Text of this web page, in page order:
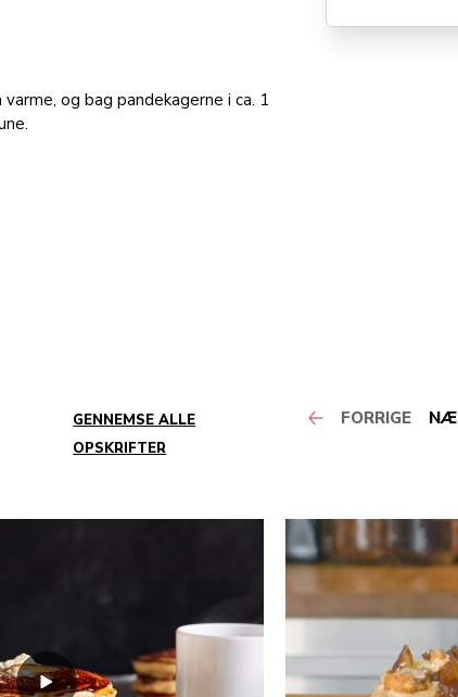
og bag pandekagerne i ca. 1
GENNEMSE ALLE
OPSKRIFTER
FORRIGE